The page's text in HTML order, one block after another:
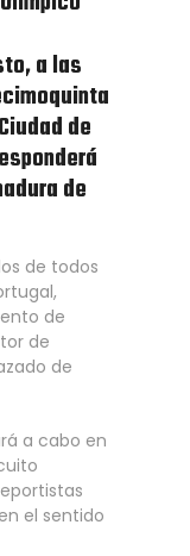
a las
de
de
de todos
de
de
de
a cabo en
el sentido